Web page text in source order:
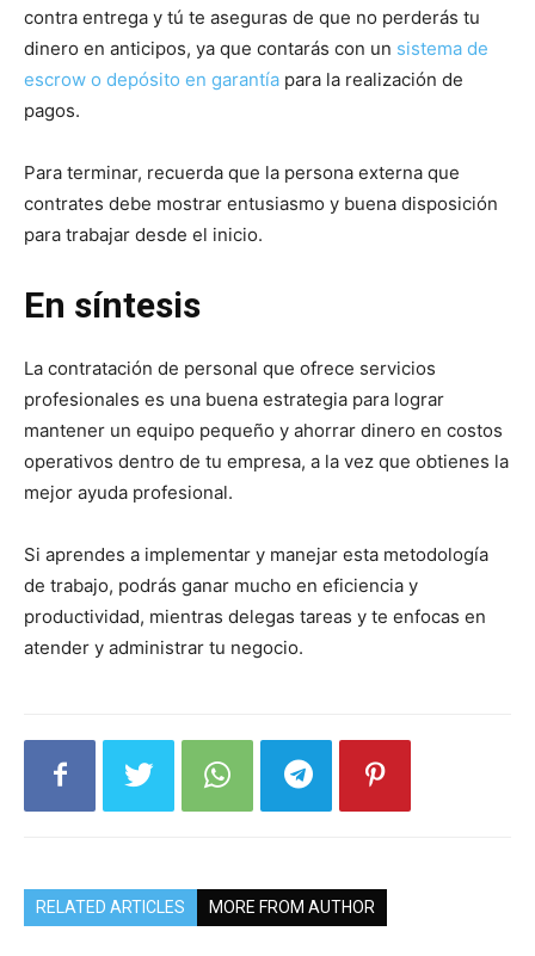
contra entrega y tú te aseguras de que no perderás tu
dinero en anticipos, ya que contarás con un sistema de
escrow o depósito en garantía para la realización de
pagos.
Para terminar, recuerda que la persona externa que
contrates debe mostrar entusiasmo y buena disposición
para trabajar desde el inicio.
En síntesis
La contratación de personal que ofrece servicios
profesionales es una buena estrategia para lograr
mantener un equipo pequeño y ahorrar dinero en costos
operativos dentro de tu empresa, a la vez que obtienes la
mejor ayuda profesional.
Si aprendes a implementar y manejar esta metodología
de trabajo, podrás ganar mucho en eficiencia y
productividad, mientras delegas tareas y te enfocas en
atender y administrar tu negocio.
RELATED ARTICLES MORE FROM AUTHOR